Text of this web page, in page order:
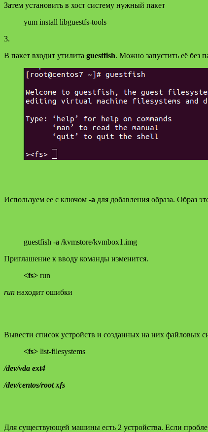
Затем установить в хост систему нужный пакет
yum install libguestfs-tools
3.
В пакет входит утилита guestfish. Можно запустить её без
Используем ее с ключом -a для добавления образа. Образ
guestfish -a /kvmstore/kvmbox1.img
Приглашение к вводу команды изменится.
<fs> run
run находит ошибки
Вывести список устройств и созданных на них файловых
<fs> list-filesystems
/dev/vda ext4
/dev/centos/root xfs
Для существующей машины есть 2 устройства. Если